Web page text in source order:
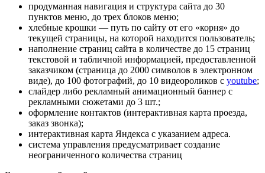
продуманная навигация и структура сайта до 30
пунктов меню, до трех блоков меню;
хлебные крошки — путь по сайту от его «корня» до
текущей страницы, на которой находится пользователь;
наполнение страниц сайта в количестве до 15 страниц
текстовой и табличной информацией, предоставленной
заказчиком (страница до 2000 символов в электронном
виде), до 100 фотографий, до 10 видеороликов с youtube;
слайдер либо рекламный анимационный баннер с
рекламными сюжетами до 3 шт.;
оформление контактов (интерактивная карта проезда,
заказ звонка);
интерактивная карта Яндекса с указанием адреса.
система управления предусматривает создание
неограниченного количества страниц